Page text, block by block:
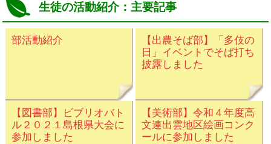
生徒の活動紹介：主要記事
部活動紹介
【出農そば部】「多伎の
日」イベントでそば打ち
披露しました
【図書部】ビブリオバト
ル２０２１島根県大会に
参加しました
【美術部】令和４年度高
文連出雲地区絵画コンク
ールに参加しました